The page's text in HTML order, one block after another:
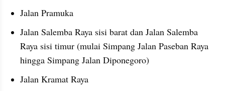
Jalan Pramuka
Jalan Salemba Raya sisi barat dan Jalan Salemba
Raya sisi timur (mulai Simpang Jalan Paseban Raya
hingga Simpang Jalan Diponegoro)
Jalan Kramat Raya